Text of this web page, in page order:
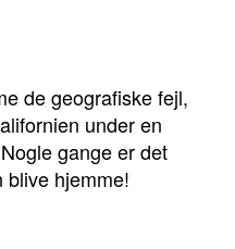
de geografiske fejl,
under en
gange er det
blive hjemme!